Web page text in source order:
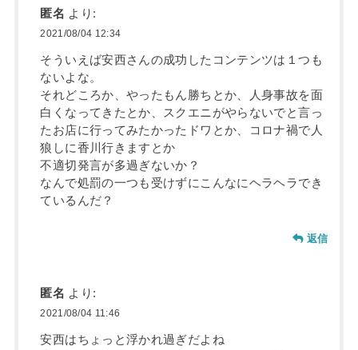
匿名 より:
2021/08/04 12:34
そういえば安西さんの成功したコンテンツは１つも
ないよな。
それどころか、やったもん勝ちとか、人身事故を面
白くなってきたとか、スクエニがやらないでと言っ
たお店に行ってみたかったドワとか、コロナ禍で人
狼しに香川行きますとか
不適切発言が多過ぎないか？
なんで処罰の一つも受けずにこんなにヘラヘラでき
ているんだ？
返信
匿名 より:
2021/08/04 11:46
安西はちょっと浮かれ過ぎだよね